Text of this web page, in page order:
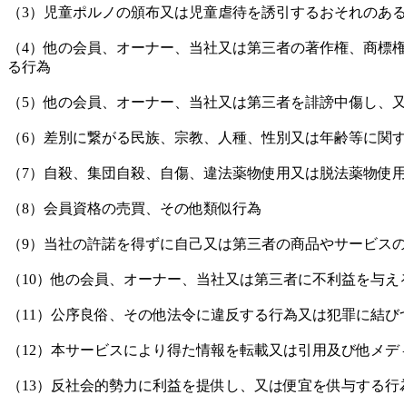
（3）児童ポルノの頒布又は児童虐待を誘引するおそれのあ
（4）他の会員、オーナー、当社又は第三者の著作権、商
る行為
（5）他の会員、オーナー、当社又は第三者を誹謗中傷し、
（6）差別に繋がる民族、宗教、人種、性別又は年齢等に関
（7）自殺、集団自殺、自傷、違法薬物使用又は脱法薬物使
（8）会員資格の売買、その他類似行為
（9）当社の許諾を得ずに自己又は第三者の商品やサービ
（10）他の会員、オーナー、当社又は第三者に不利益を与え
（11）公序良俗、その他法令に違反する行為又は犯罪に結
（12）本サービスにより得た情報を転載又は引用及び他メ
（13）反社会的勢力に利益を提供し、又は便宜を供与する行